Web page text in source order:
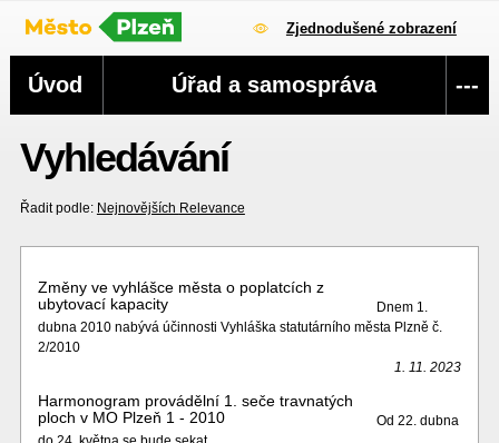
Zjednodušené zobrazení
Vyhledávání
Řadit podle: Nejnovějších Relevance
Změny ve vyhlášce města o poplatcích z
ubytovací kapacity
Dnem 1.
dubna 2010 nabývá účinnosti Vyhláška statutárního města Plzně č.
2/2010
1. 11. 2023
Harmonogram provádělní 1. seče travnatých
ploch v MO Plzeň 1 - 2010
Od 22. dubna
Navigace
Úvod Úřad a samospráva ---